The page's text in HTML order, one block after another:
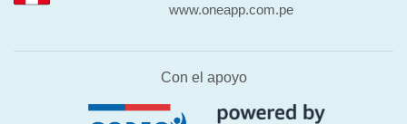
www.oneapp.com.pe
Con el apoyo